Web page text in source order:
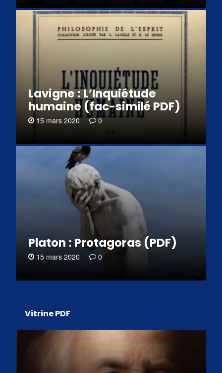
Lavigne : L’Inquiétude
humaine (fac-similé PDF)
15 mars 2020 0
Platon : Protagoras (PDF)
15 mars 2020 0
Vitrine PDF